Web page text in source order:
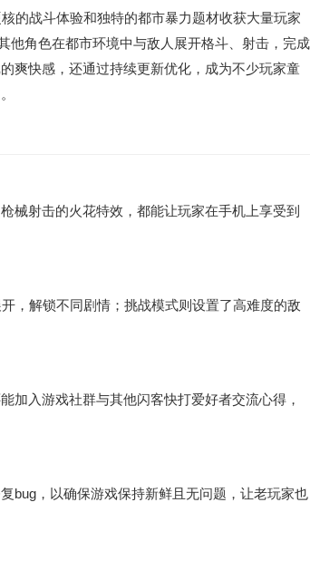
核的战斗体验和独特的都市暴力题材收获大量玩家
他角色在都市环境中与敌人展开格斗、射击，完成
爽快感，还通过持续更新优化，成为不少玩家童
械射击的火花特效，都能让玩家在手机上享受到
，解锁不同剧情；挑战模式则设置了高难度的敌
加入游戏社群与其他闪客快打爱好者交流心得，
bug，以确保游戏保持新鲜且无问题，让老玩家也